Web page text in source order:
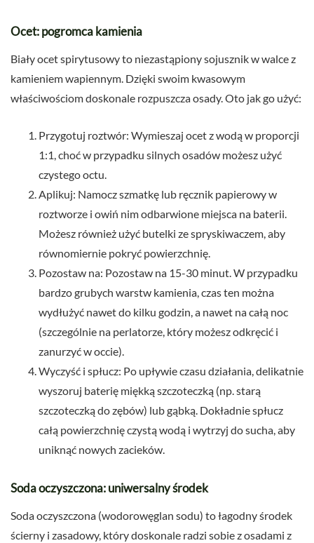
Ocet: pogromca kamienia
Biały ocet spirytusowy to niezastąpiony sojusznik w walce z
kamieniem wapiennym. Dzięki swoim kwasowym
właściwościom doskonale rozpuszcza osady. Oto jak go użyć:
Przygotuj roztwór: Wymieszaj ocet z wodą w proporcji
1:1, choć w przypadku silnych osadów możesz użyć
czystego octu.
Aplikuj: Namocz szmatkę lub ręcznik papierowy w
roztworze i owiń nim odbarwione miejsca na baterii.
Możesz również użyć butelki ze spryskiwaczem, aby
równomiernie pokryć powierzchnię.
Pozostaw na: Pozostaw na 15-30 minut. W przypadku
bardzo grubych warstw kamienia, czas ten można
wydłużyć nawet do kilku godzin, a nawet na całą noc
(szczególnie na perlatorze, który możesz odkręcić i
zanurzyć w occie).
Wyczyść i spłucz: Po upływie czasu działania, delikatnie
wyszoruj baterię miękką szczoteczką (np. starą
szczoteczką do zębów) lub gąbką. Dokładnie spłucz
całą powierzchnię czystą wodą i wytrzyj do sucha, aby
uniknąć nowych zacieków.
Soda oczyszczona: uniwersalny środek
Soda oczyszczona (wodorowęglan sodu) to łagodny środek
ścierny i zasadowy, który doskonale radzi sobie z osadami z